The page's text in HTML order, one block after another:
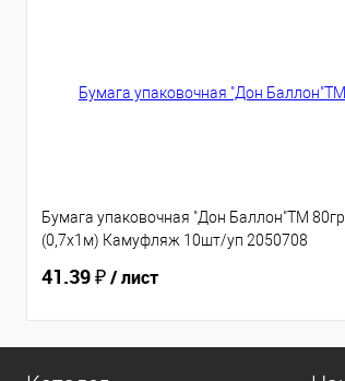
Бумага упаковочная "Дон Баллон"ТМ 80гр
(0,7х1м) Камуфляж 10шт/уп 2050708
41.39 ₽/ лист